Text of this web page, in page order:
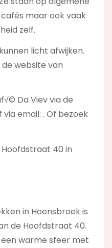
maar ook vaak
zelf.
licht afwijken.
website van
Da Viev via de
via email: . Of bezoek
40 in
in Hoensbroek is
de Hoofdstraat 40.
warme sfeer met